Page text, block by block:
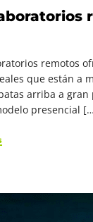
remotos
que están a
arriba a gran
presencial